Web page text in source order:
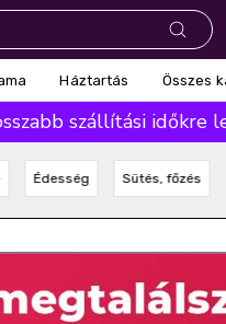
Háztartás Összes
szállítási időkre
Édesség Sütés, főzés